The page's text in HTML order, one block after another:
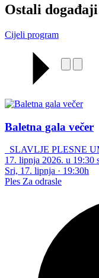
Ostali događaji
Cijeli program
Baletna gala večer
SLAVLJE PLESNE
17. lipnja 2026. u
Sri, 17. lipnja · 19:30h
Ples Za odrasle